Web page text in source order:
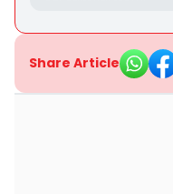
Share Article